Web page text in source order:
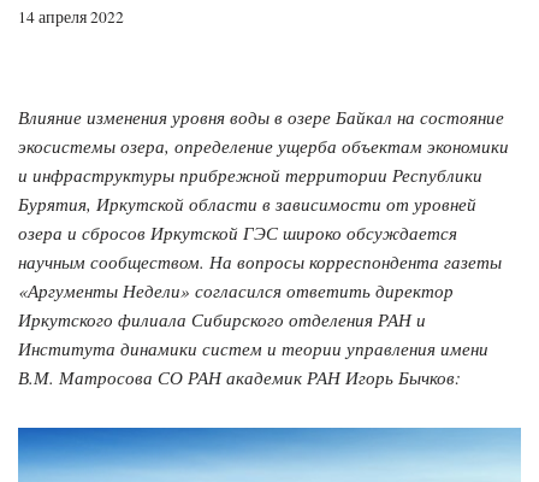
14 апреля 2022
Влияние изменения уровня воды в озере Байкал на состояние
экосистемы озера, определение ущерба объектам экономики
и инфраструктуры прибрежной территории Республики
Бурятия, Иркутской области в зависимости от уровней
озера и сбросов Иркутской ГЭС широко обсуждается
научным сообществом. На вопросы корреспондента газеты
«Аргументы Недели» согласился ответить директор
Иркутского филиала Сибирского отделения РАН и
Института динамики систем и теории управления имени
В.М. Матросова СО РАН академик РАН Игорь Бычков: